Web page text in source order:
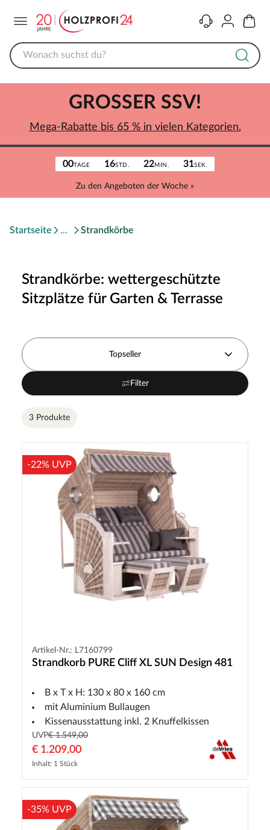
KontaktKonto
00TAGE 16STD. 22MIN. 31SEK.
Zu den Angeboten der Woche »
GROSSER SSV!
Mega-Rabatte bis 65 % in vielen Kategorien.
Startseite Strandkörbe
Strandkörbe: wettergeschützte
Sitzplätze für Garten & Terrasse
Topseller
Filter
3 Produkte
-22% UVP
Artikel-Nr.: L7160799
Strandkorb PURE Cliff XL SUN Design 481
B x T x H: 130 x 80 x 160 cm
mit Aluminium Bullaugen
Kissenausstattung inkl. 2 Knuffelkissen
UVP€ 1.549,00
€ 1.209,00
Inhalt: 1 Stück
-35% UVP